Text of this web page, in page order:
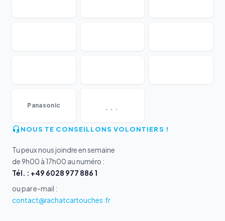
Panasonic ...
NOUS TE CONSEILLONS VOLONTIERS !
Tu peux nous joindre en semaine
de 9h00 à 17h00 au numéro :
Tél. : +49 6028 977 886 1
ou par e-mail :
contact@rachatcartouches.fr